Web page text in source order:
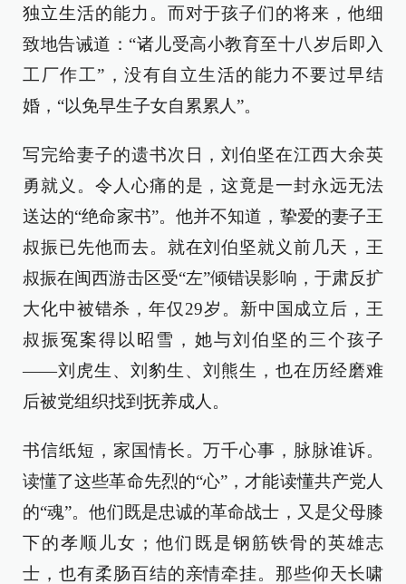
独立生活的能力。而对于孩子们的将来，他细
致地告诫道：“诸儿受高小教育至十八岁后即入
工厂作工”，没有自立生活的能力不要过早结
婚，“以免早生子女自累累人”。
写完给妻子的遗书次日，刘伯坚在江西大余英
勇就义。令人心痛的是，这竟是一封永远无法
送达的“绝命家书”。他并不知道，挚爱的妻子王
叔振已先他而去。就在刘伯坚就义前几天，王
叔振在闽西游击区受“左”倾错误影响，于肃反扩
大化中被错杀，年仅29岁。新中国成立后，王
叔振冤案得以昭雪，她与刘伯坚的三个孩子
——刘虎生、刘豹生、刘熊生，也在历经磨难
后被党组织找到抚养成人。
书信纸短，家国情长。万千心事，脉脉谁诉。
读懂了这些革命先烈的“心”，才能读懂共产党人
的“魂”。他们既是忠诚的革命战士，又是父母膝
下的孝顺儿女；他们既是钢筋铁骨的英雄志
士，也有柔肠百结的亲情牵挂。那些仰天长啸